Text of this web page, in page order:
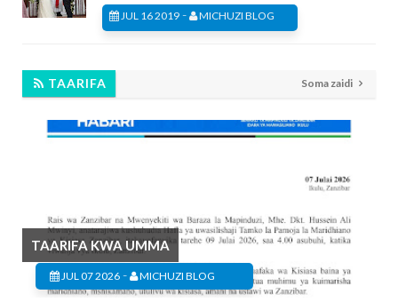
JUL 16 2019 - MICHUZI BLOG
TAARIFA Soma zaidi
TAARIFA KWA UMMA
JUL 07 2026 - MICHUZI BLOG